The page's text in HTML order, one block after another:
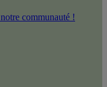
communauté !